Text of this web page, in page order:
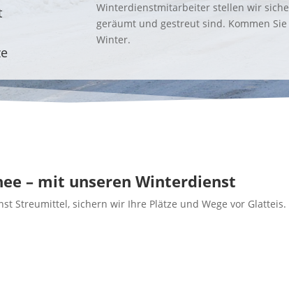
Winterdienstmitarbeiter stellen wir
geräumt und gestreut sind. Kommen
Winter.
– mit unseren Winterdienst
Streumittel, sichern wir Ihre Plätze und Wege vor